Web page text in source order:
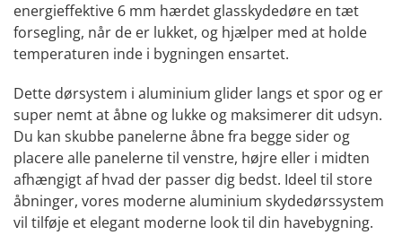
energieffektive 6 mm hærdet glasskydedøre en tæt
forsegling, når de er lukket, og hjælper med at holde
temperaturen inde i bygningen ensartet.
Dette dørsystem i aluminium glider langs et spor og er
super nemt at åbne og lukke og maksimerer dit udsyn.
Du kan skubbe panelerne åbne fra begge sider og
placere alle panelerne til venstre, højre eller i midten
afhængigt af hvad der passer dig bedst. Ideel til store
åbninger, vores moderne aluminium skydedørssystem
vil tilføje et elegant moderne look til din havebygning.